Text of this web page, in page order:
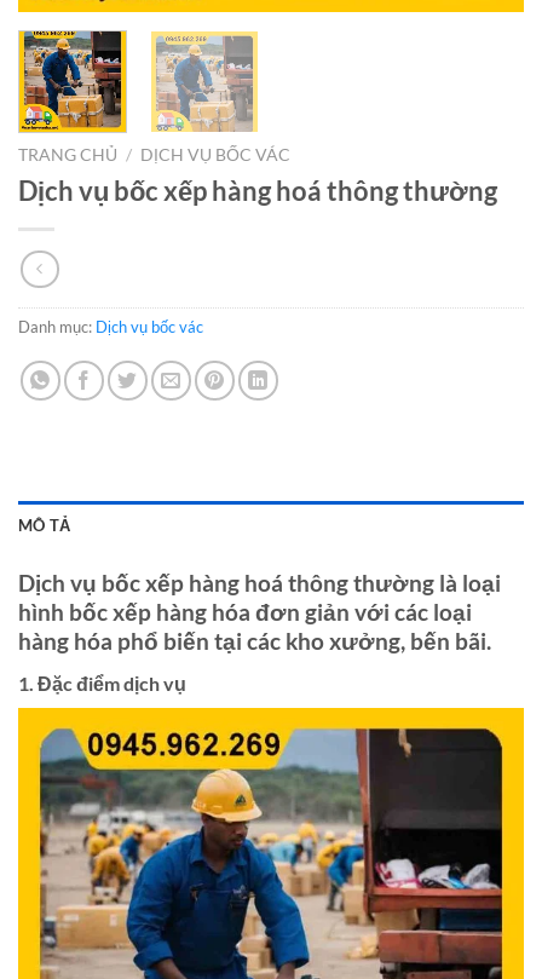
TRANG CHỦ / DỊCH VỤ BỐC VÁC
Dịch vụ bốc xếp hàng hoá thông thường
Danh mục: Dịch vụ bốc vác
MÔ TẢ
Dịch vụ bốc xếp hàng hoá thông thường là loại
hình bốc xếp hàng hóa đơn giản với các loại
hàng hóa phổ biến tại các kho xưởng, bến bãi.
1. Đặc điểm dịch vụ